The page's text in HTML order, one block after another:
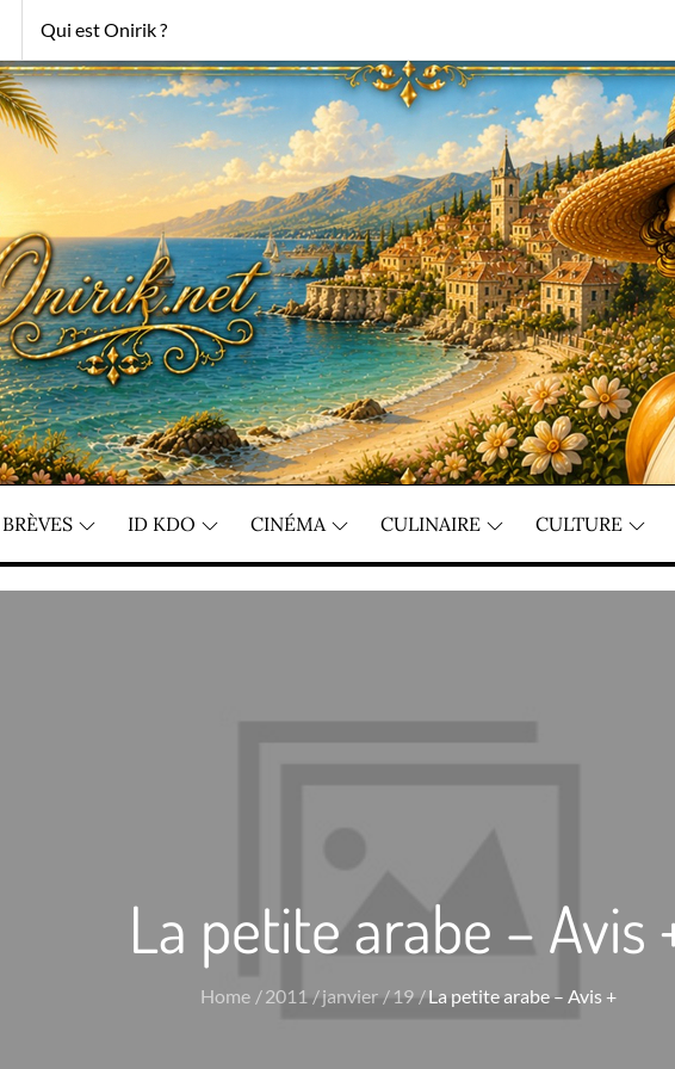
Qui est Onirik ?
BRÈVES ID KDO CINÉMA CULINAIRE CULTURE
La petite arabe – Avis
Home 2011 janvier 19 La petite arabe – Avis +